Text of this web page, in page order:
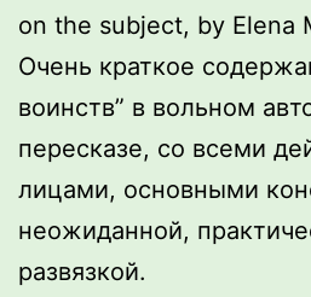
on the subject, by Elena
Очень краткое
воинств” в вольном
пересказе, со всеми
лицами, основными
неожиданной,
развязкой.